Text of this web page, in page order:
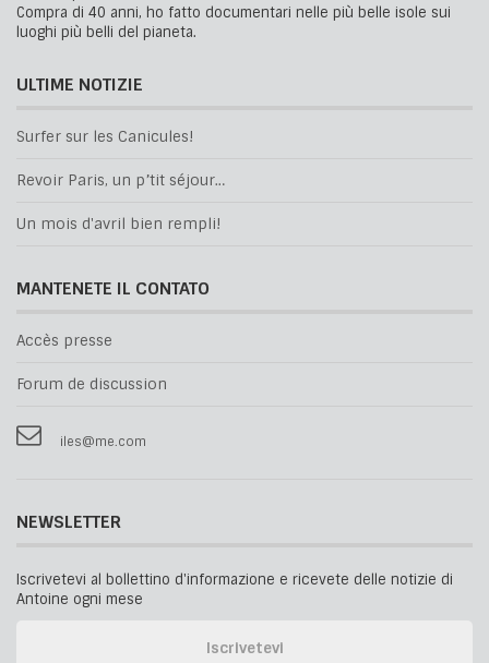
Compra di 40 anni, ho fatto documentari nelle più belle isole sui
luoghi più belli del pianeta.
ULTIME NOTIZIE
Surfer sur les Canicules!
Revoir Paris, un p’tit séjour…
Un mois d'avril bien rempli!
MANTENETE IL CONTATO
Accès presse
Forum de discussion
iles@me.com
NEWSLETTER
Iscrivetevi al bollettino d'informazione e ricevete delle notizie di
Antoine ogni mese